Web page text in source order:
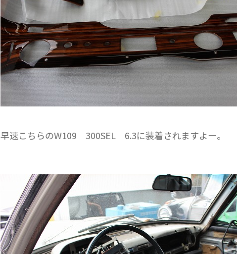
早速こちらのW109 300SEL 6.3に装着されますよー。